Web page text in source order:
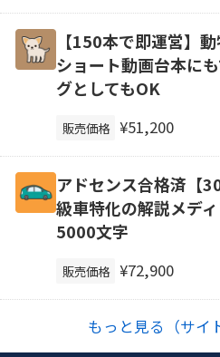
【150本で即運営】
ショート動画台本に
グとしてもOK
販売価格 ¥51,200
アドセンス合格済【
級車特化の解説メデ
5000文字
販売価格 ¥72,900
もっと見る（サイ